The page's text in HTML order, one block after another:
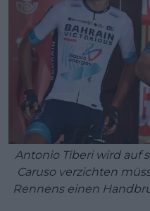
Antonio Tiberi wird auf
Caruso verzichten
Rennens einen